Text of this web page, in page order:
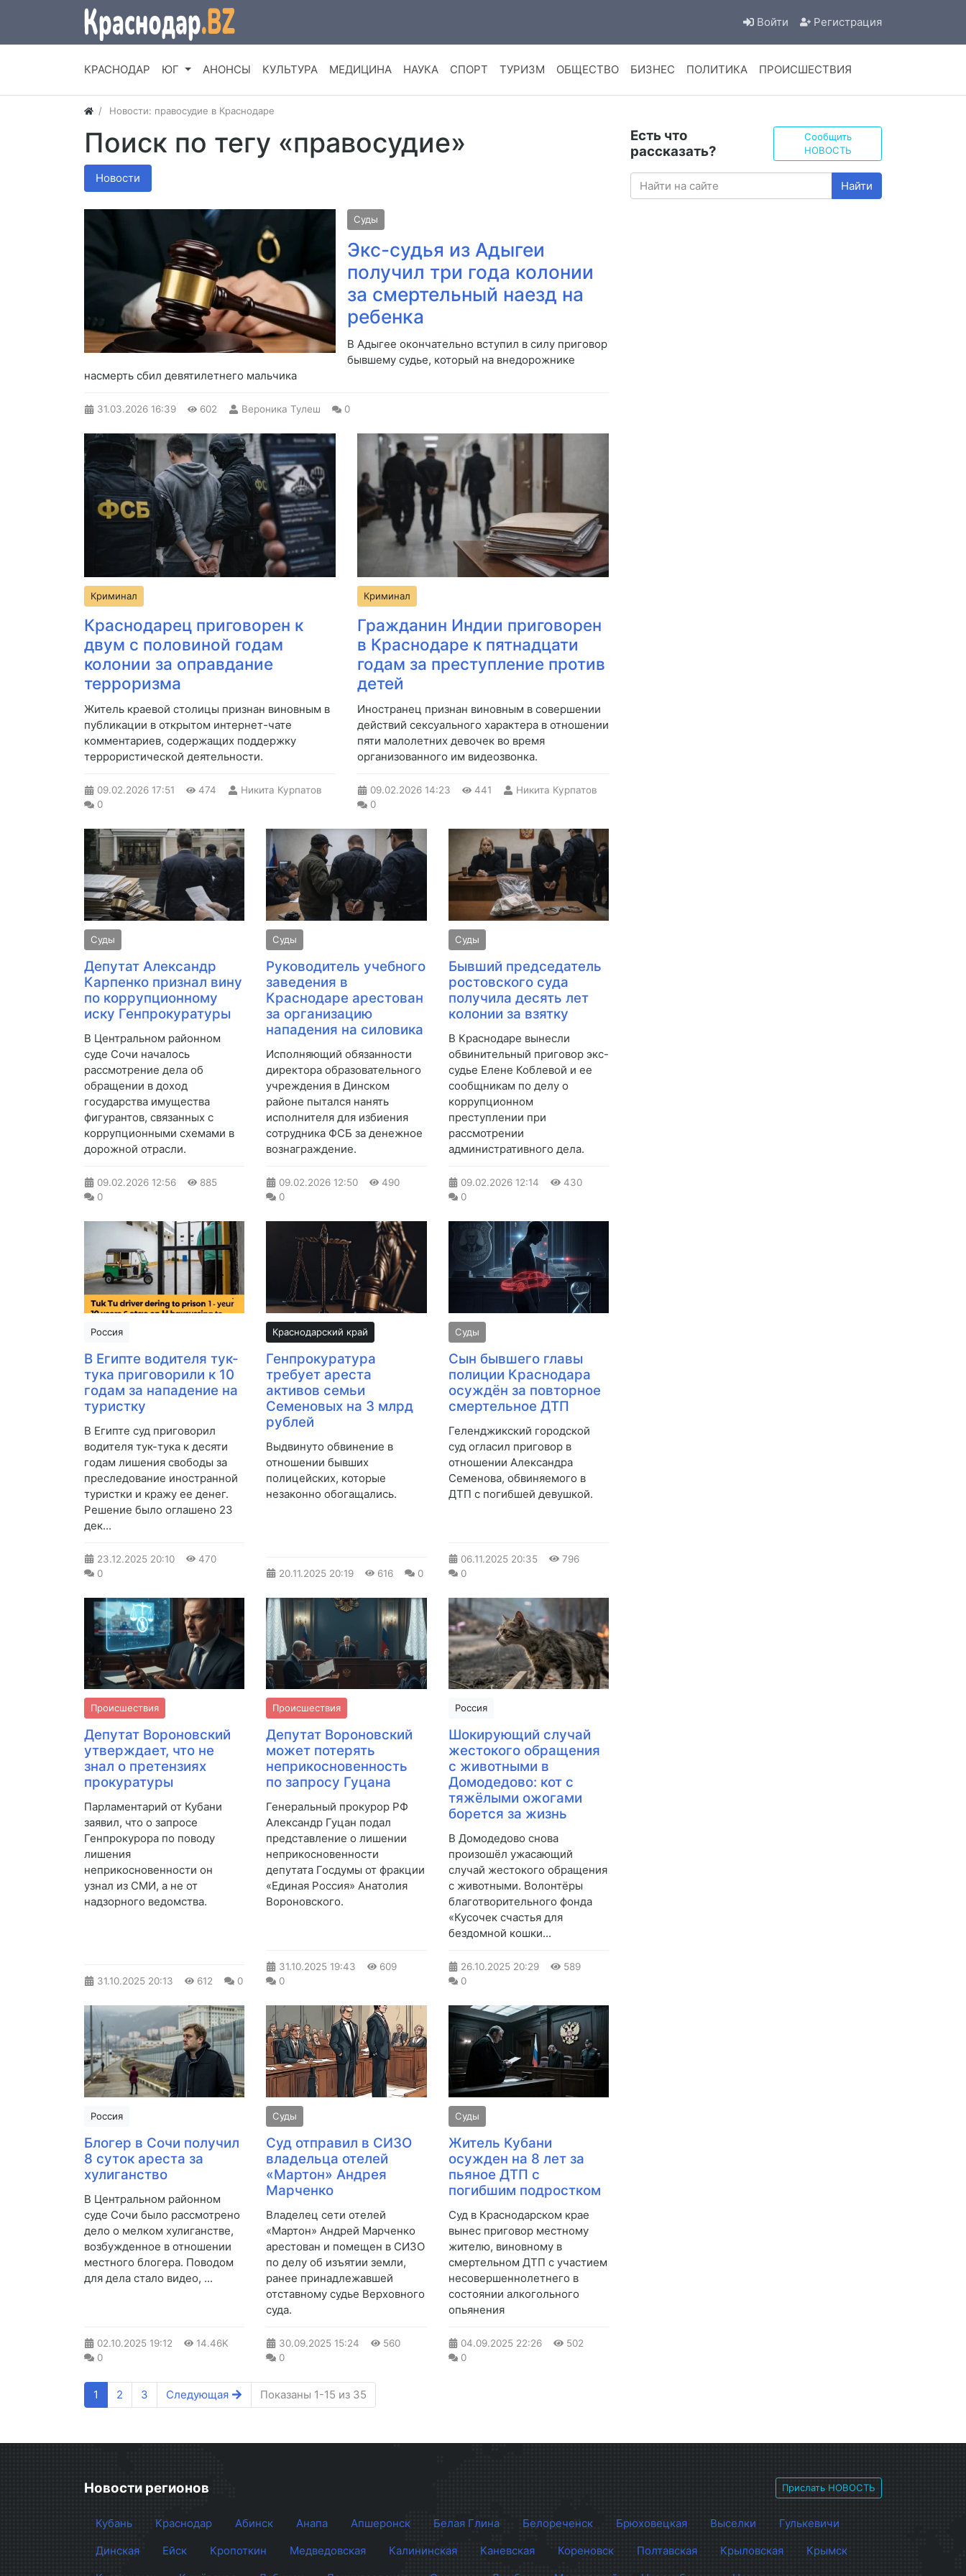
Войти Регистрация
КРАСНОДАР ЮГ АНОНСЫ КУЛЬТУРА МЕДИЦИНА НАУКА СПОРТ ТУРИЗМ ОБЩЕСТВО БИЗНЕС ПОЛИТИКА ПРОИСШЕСТВИЯ
Новости: правосудие в Краснодаре
Поиск по тегу «правосудие»
Новости
Суды
Экс-судья из Адыгеи
получил три года колонии
за смертельный наезд на
ребенка
В Адыгее окончательно вступил в силу приговор
бывшему судье, который на внедорожнике
насмерть сбил девятилетнего мальчика
31.03.2026 16:39 602 Вероника Тулеш 0
Криминал
Краснодарец приговорен к
двум с половиной годам
колонии за оправдание
терроризма
Житель краевой столицы признан виновным в
публикации в открытом интернет-чате
комментариев, содержащих поддержку
террористической деятельности.
09.02.2026 17:51 474
Никита Курпатов
0
Криминал
Гражданин Индии приговорен
в Краснодаре к пятнадцати
годам за преступление против
детей
Иностранец признан виновным в совершении
действий сексуального характера в отношении
пяти малолетних девочек во время
организованного им видеозвонка.
09.02.2026 14:23 441
Никита Курпатов
0
Суды
Депутат Александр
Карпенко признал вину
по коррупционному
иску Генпрокуратуры
В Центральном районном
суде Сочи началось
рассмотрение дела об
обращении в доход
государства имущества
фигурантов, связанных с
коррупционными схемами в
дорожной отрасли.
09.02.2026 12:56
885
0
Суды
Руководитель учебного
заведения в
Краснодаре арестован
за организацию
нападения на силовика
Исполняющий обязанности
директора образовательного
учреждения в Динском
районе пытался нанять
исполнителя для избиения
сотрудника ФСБ за денежное
вознаграждение.
09.02.2026 12:50
490
0
Суды
Бывший председатель
ростовского суда
получила десять лет
колонии за взятку
В Краснодаре вынесли
обвинительный приговор экс-
судье Елене Коблевой и ее
сообщникам по делу о
коррупционном
преступлении при
рассмотрении
административного дела.
09.02.2026 12:14
430
0
Россия
В Египте водителя тук-
тука приговорили к 10
годам за нападение на
туристку
В Египте суд приговорил
водителя тук-тука к десяти
годам лишения свободы за
преследование иностранной
туристки и кражу ее денег.
Решение было оглашено 23
дек...
23.12.2025 20:10
470
0
Краснодарский край
Генпрокуратура
требует ареста
активов семьи
Семеновых на 3 млрд
рублей
Выдвинуто обвинение в
отношении бывших
полицейских, которые
незаконно обогащались.
20.11.2025 20:19 616 0
Суды
Сын бывшего главы
полиции Краснодара
осуждён за повторное
смертельное ДТП
Геленджикский городской
суд огласил приговор в
отношении Александра
Семенова, обвиняемого в
ДТП с погибшей девушкой.
06.11.2025 20:35
796
0
Происшествия
Депутат Вороновский
утверждает, что не
знал о претензиях
прокуратуры
Парламентарий от Кубани
заявил, что о запросе
Генпрокурора по поводу
лишения
неприкосновенности он
узнал из СМИ, а не от
надзорного ведомства.
31.10.2025 20:13 612 0
Происшествия
Депутат Вороновский
может потерять
неприкосновенность
по запросу Гуцана
Генеральный прокурор РФ
Александр Гуцан подал
представление о лишении
неприкосновенности
депутата Госдумы от фракции
«Единая Россия» Анатолия
Вороновского.
31.10.2025 19:43
609
0
Россия
Шокирующий случай
жестокого обращения
с животными в
Домодедово: кот с
тяжёлыми ожогами
борется за жизнь
В Домодедово снова
произошёл ужасающий
случай жестокого обращения
с животными. Волонтёры
благотворительного фонда
«Кусочек счастья для
бездомной кошки...
26.10.2025 20:29
589
0
Россия
Блогер в Сочи получил
8 суток ареста за
хулиганство
В Центральном районном
суде Сочи было рассмотрено
дело о мелком хулиганстве,
возбужденное в отношении
местного блогера. Поводом
для дела стало видео, ...
02.10.2025 19:12
14.46K
0
Суды
Суд отправил в СИЗО
владельца отелей
«Мартон» Андрея
Марченко
Владелец сети отелей
«Мартон» Андрей Марченко
арестован и помещен в СИЗО
по делу об изъятии земли,
ранее принадлежавшей
отставному судье Верховного
суда.
30.09.2025 15:24
560
0
Суды
Житель Кубани
осужден на 8 лет за
пьяное ДТП с
погибшим подростком
Суд в Краснодарском крае
вынес приговор местному
жителю, виновному в
смертельном ДТП с участием
несовершеннолетнего в
состоянии алкогольного
опьянения
04.09.2025 22:26
502
0
1 2 3 Следующая Показаны 1-15 из 35
Есть что
рассказать?
Сообщить
НОВОСТЬ
Найти
Новости регионов Прислать НОВОСТЬ
Кубань Краснодар Абинск Анапа Апшеронск Белая Глина Белореченск Брюховецкая Выселки
Гулькевичи
Динская
Ейск Кропоткин Медведовская Калининская Каневская Кореновск Полтавская Крыловская
Крымск